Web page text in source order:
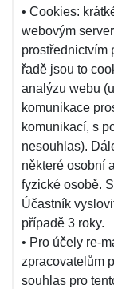
• Cookies:
webovým
prostřednictvím
řadě jsou to
analýzu webu
komunikace
komunikací, s
nesouhlas).
některé osobní
fyzické osobě.
Účastník
případě 3 roky.
• Pro účely re-
zpracovatelům
souhlas pro